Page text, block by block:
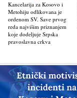
Kancelarija za Kosovo i
Metohiju odlikovana je
ordenom SV. Save prvog
reda najvišim priznanjem
koje dodeljuje Srpska
pravoslavna crkva